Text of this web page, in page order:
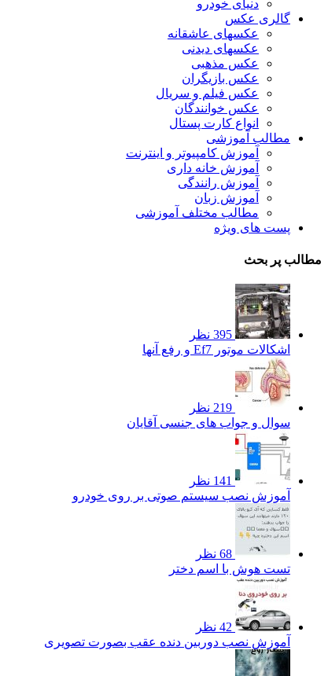
دنیای خودرو
گالری عکس
عکسهای عاشقانه
عکسهای دیدنی
عکس مذهبی
عکس بازیگران
عکس فیلم و سریال
عکس خوانندگان
انواع کارت پستال
مطالب آموزشی
آموزش کامپیوتر و اینترنت
آموزش خانه داری
آموزش رانندگی
آموزش زبان
مطالب مختلف آموزشی
پست های ویژه
مطالب پر بحث
395 نظر
اشکالات موتور Ef7 و رفع آنها
219 نظر
سوال و جواب های جنسی آقایان
141 نظر
آموزش نصب سیستم صوتی بر روی خودرو
68 نظر
تست هوش با اسم دختر
42 نظر
آموزش نصب دوربین دنده عقب بصورت تصویری